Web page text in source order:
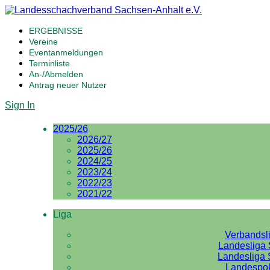
ERGEBNISSE
Vereine
Eventanmeldungen
Terminliste
An-/Abmelden
Antrag neuer Nutzer
Sign In
2025/26
2026/27
2025/26
2024/25
2023/24
2022/23
2021/22
Liga
Landesliga
Landesliga